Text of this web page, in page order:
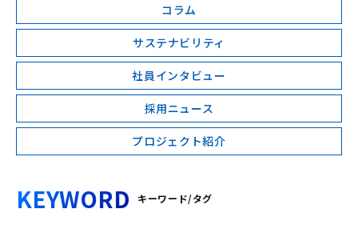
コラム
サステナビリティ
社員インタビュー
採用ニュース
プロジェクト紹介
KEYWORD キーワード/タグ